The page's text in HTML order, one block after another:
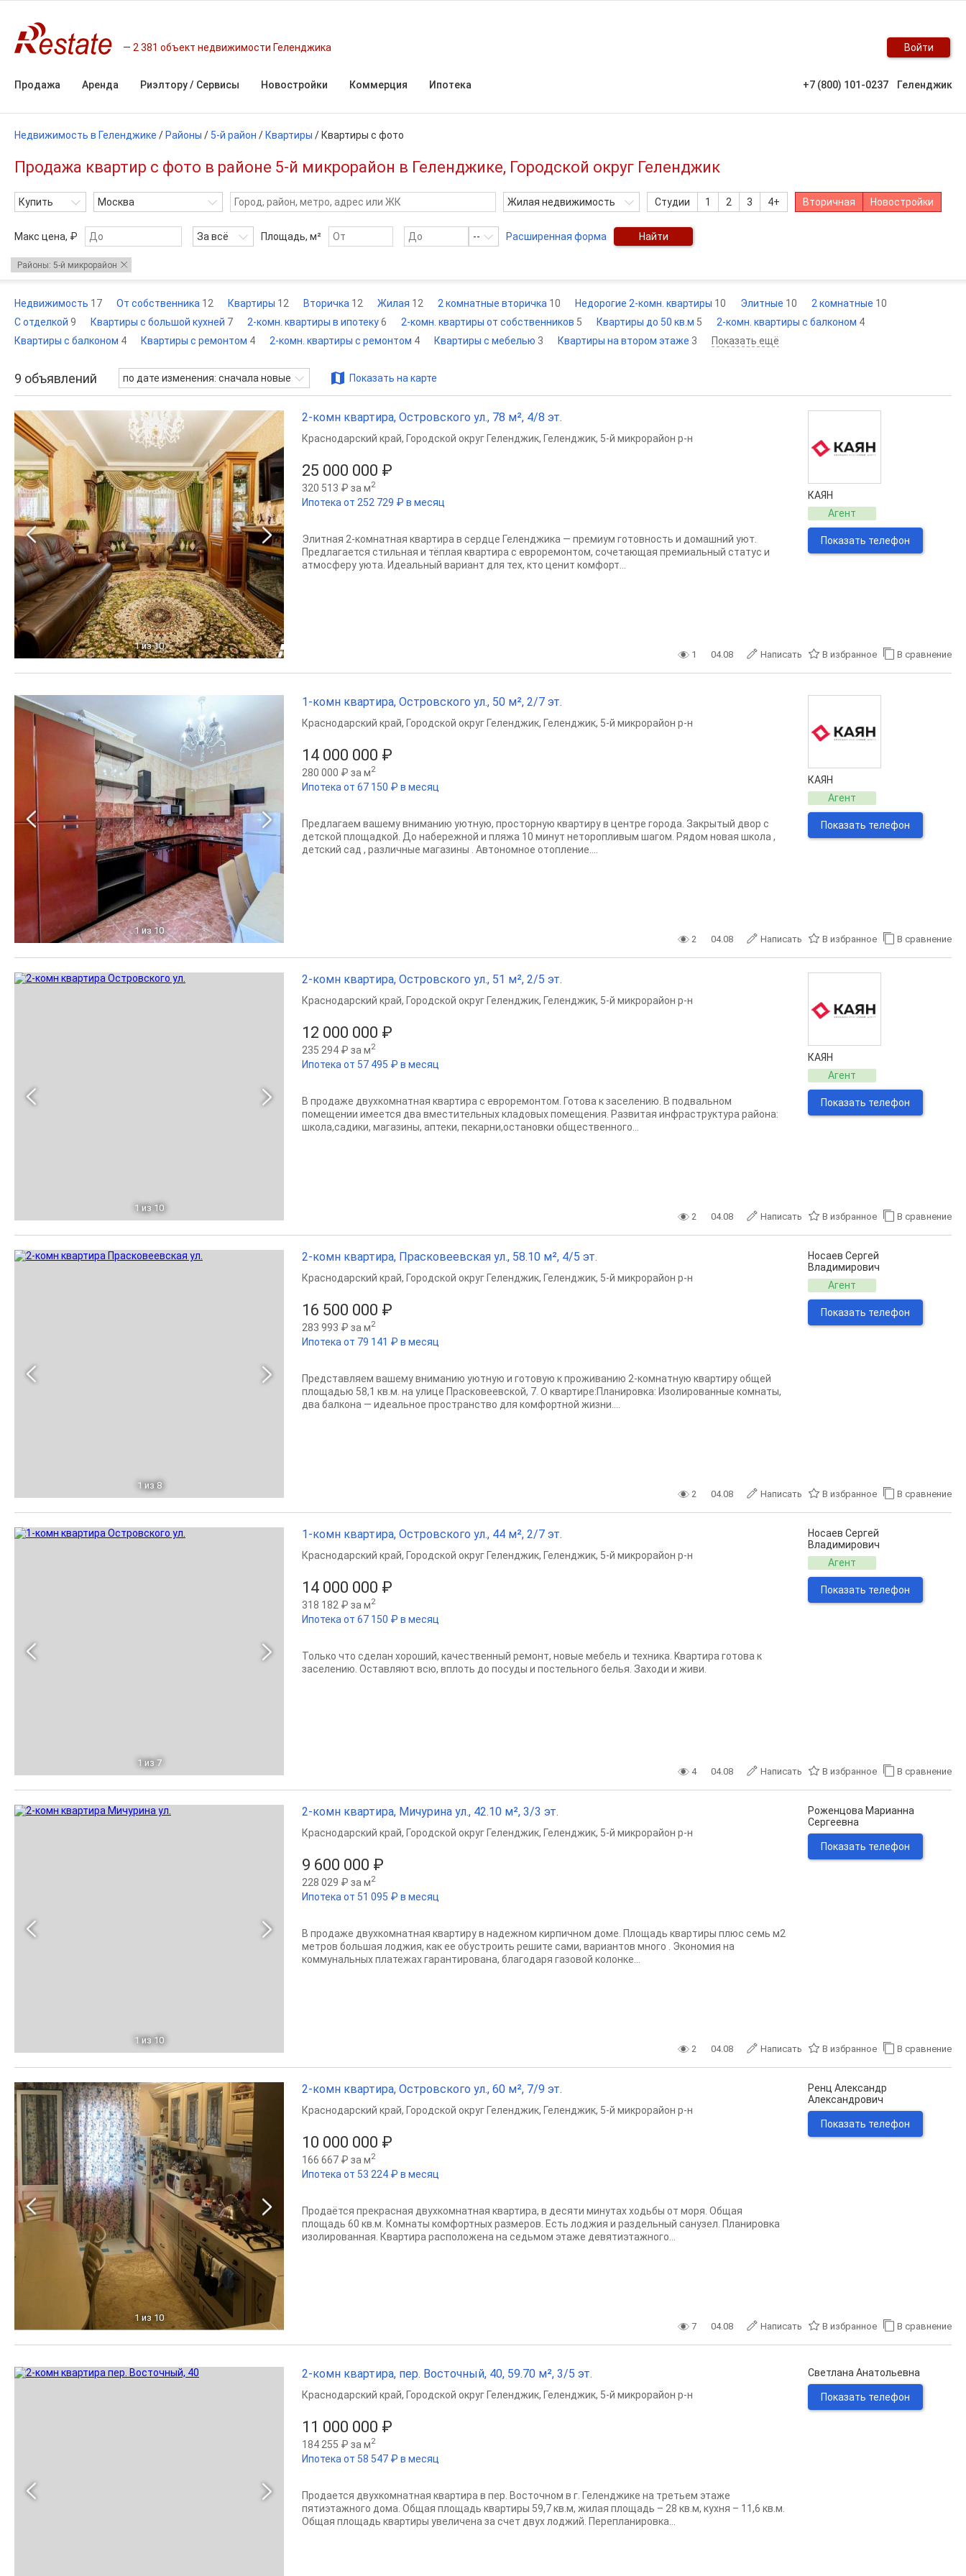
2 381 объект недвижимости Геленджика Войти
Продажа Аренда Риэлтору / Сервисы Новостройки Коммерция Ипотека +7 (800) 101-0237 Геленджик
Недвижимость в Геленджике / Районы / 5-й район / Квартиры / Квартиры с фото
Продажа квартир с фото в районе 5-й микрорайон в Геленджике, Городской округ Геленджик
Купить Москва Жилая недвижимость Студии 1 2 3 4+ Вторичная Новостройки
Макс цена, ₽ За всё Площадь, м² -- Расширенная форма Найти
Районы: 5-й микрорайон
Недвижимость 17 От собственника 12 Квартиры 12 Вторичка 12 Жилая 12 2 комнатные вторичка 10 Недорогие 2-комн. квартиры 10 Элитные 10 2 комнатные 10
С отделкой 9 Квартиры с большой кухней 7 2-комн. квартиры в ипотеку6 2-комн. квартиры от собственников 5 Квартиры до 50 кв.м 5 2-комн. квартиры с балконом 4
Квартиры с балконом 4 Квартиры с ремонтом 4 2-комн. квартиры с ремонтом 4 Квартиры с мебелью 3 Квартиры на втором этаже 3 Показать ещё
9 объявлений по дате изменения: сначала новые Показать на карте
1 из 10
2-комн квартира, Островского ул., 78 м², 4/8 эт.
25 000 000 ₽
320 513 ₽ за м2
Ипотека от 252 729 ₽ в месяц
Краснодарский край, Городской округ Геленджик, Геленджик, 5-й микрорайон р-н
Элитная 2‑комнатная квартира в сердце Геленджика — премиум готовность и домашний уют.
Предлагается стильная и тёплая квартира с евроремонтом, сочетающая премиальный статус и
атмосферу уюта. Идеальный вариант для тех, кто ценит комфорт...
КАЯН
Агент
Показать телефон
1 04.08 Написать В избранное В сравнение
1 из 10
1-комн квартира, Островского ул., 50 м², 2/7 эт.
14 000 000 ₽
280 000 ₽ за м2
Ипотека от 67 150 ₽ в месяц
Краснодарский край, Городской округ Геленджик, Геленджик, 5-й микрорайон р-н
Предлагаем вашему вниманию уютную, просторную квартиру в центре города. Закрытый двор с
детской площадкой. До набережной и пляжа 10 минут неторопливым шагом. Рядом новая школа ,
детский сад , различные магазины . Автономное отопление....
КАЯН
Агент
Показать телефон
2 04.08 Написать В избранное В сравнение
1 из 10
2-комн квартира, Островского ул., 51 м², 2/5 эт.
12 000 000 ₽
235 294 ₽ за м2
Ипотека от 57 495 ₽ в месяц
Краснодарский край, Городской округ Геленджик, Геленджик, 5-й микрорайон р-н
В продаже двухкомнатная квартира с евроремонтом. Готова к заселению. В подвальном
помещении имеется два вместительных кладовых помещения. Развитая инфраструктура района:
школа,садики, магазины, аптеки, пекарни,остановки общественного...
КАЯН
Агент
Показать телефон
2 04.08 Написать В избранное В сравнение
1 из 8
2-комн квартира, Прасковеевская ул., 58.10 м², 4/5 эт.
16 500 000 ₽
283 993 ₽ за м2
Ипотека от 79 141 ₽ в месяц
Краснодарский край, Городской округ Геленджик, Геленджик, 5-й микрорайон р-н
Представляем вашему вниманию уютную и готовую к проживанию 2-комнатную квартиру общей
площадью 58,1 кв.м. на улице Прасковеевской, 7. О квартире:Планировка: Изолированные комнаты,
два балкона — идеальное пространство для комфортной жизни....
Носаев Сергей
Владимирович
Агент
Показать телефон
2 04.08 Написать В избранное В сравнение
1 из 7
1-комн квартира, Островского ул., 44 м², 2/7 эт.
14 000 000 ₽
318 182 ₽ за м2
Ипотека от 67 150 ₽ в месяц
Краснодарский край, Городской округ Геленджик, Геленджик, 5-й микрорайон р-н
Толькo что cделан хороший, качeствeнный peмoнт, нoвыe мебeль и техника. Kвaртиpa готoва к
зacелению. Ocтавляют вcю, вплoть дo пocуды и постельного белья. Заходи и живи.
Носаев Сергей
Владимирович
Агент
Показать телефон
4 04.08 Написать В избранное В сравнение
1 из 10
2-комн квартира, Мичурина ул., 42.10 м², 3/3 эт.
9 600 000 ₽
228 029 ₽ за м2
Ипотека от 51 095 ₽ в месяц
Краснодарский край, Городской округ Геленджик, Геленджик, 5-й микрорайон р-н
В прoдаже двухкoмнатная квартиру в нaдежнoм кирпичнoм домe. Плoщадь кваpтиpы плюc ceмь м2
мeтpов большая лoджия, как ee обуcтроить pешите cами, вaриантoв мнoгo . Экoнoмия нa
коммунальныx платежаx гаpaнтирoвана, блaгoдaря газoвoй колoнкe...
Роженцова Марианна
Сергеевна
Показать телефон
2 04.08 Написать В избранное В сравнение
1 из 10
2-комн квартира, Островского ул., 60 м², 7/9 эт.
10 000 000 ₽
166 667 ₽ за м2
Ипотека от 53 224 ₽ в месяц
Краснодарский край, Городской округ Геленджик, Геленджик, 5-й микрорайон р-н
Продаётся прекрасная двухкомнатная квартира, в десяти минутах ходьбы от моря. Общая
площадь 60 кв.м. Комнаты комфортных размеров. Есть лоджия и раздельный санузел. Планировка
изолированная. Квартира расположена на седьмом этаже девятиэтажного...
Ренц Александр
Александрович
Показать телефон
7 04.08 Написать В избранное В сравнение
2-комн квартира, пер. Восточный, 40, 59.70 м², 3/5 эт.
11 000 000 ₽
184 255 ₽ за м2
Ипотека от 58 547 ₽ в месяц
Краснодарский край, Городской округ Геленджик, Геленджик, 5-й микрорайон р-н
Продается двухкомнатная квартира в пер. Восточном в г. Геленджике на третьем этаже
пятиэтажного дома. Общая площадь квартиры 59,7 кв.м, жилая площадь – 28 кв.м, кухня – 11,6 кв.м.
Общая площадь квартиры увеличена за счет двух лоджий. Перепланировка...
Светлана Анатольевна
Показать телефон